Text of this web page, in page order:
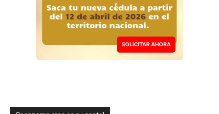
SOLICITAR AHORA